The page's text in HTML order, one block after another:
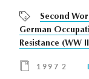
Second
German
Resistance (WW
1997 2